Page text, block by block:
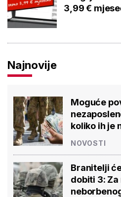
3,99 €
Najnovije
Moguće
koliko ih je
NOVOSTI
Branitelji
dobiti 3: